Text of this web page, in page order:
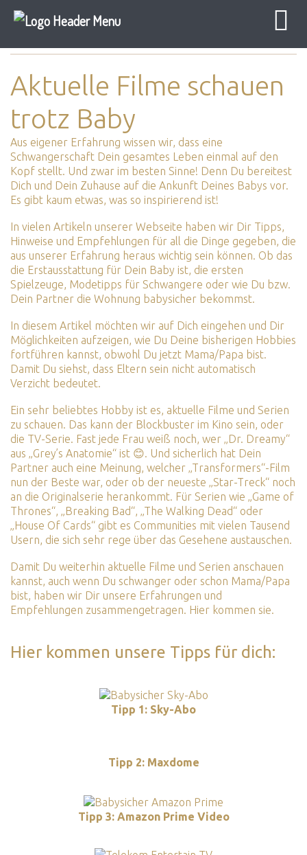
Aktuelle Filme schauen
trotz Baby
Aus eigener Erfahrung wissen wir, dass eine
Schwangerschaft Dein gesamtes Leben einmal auf den
Kopf stellt. Und zwar im besten Sinne! Denn Du bereitest
Dich und Dein Zuhause auf die Ankunft Deines Babys vor.
Es gibt kaum etwas, was so inspirierend ist!
In vielen Artikeln unserer Webseite haben wir Dir Tipps,
Hinweise und Empfehlungen für all die Dinge gegeben, die
aus unserer Erfahrung heraus wichtig sein können. Ob das
die Erstausstattung für Dein Baby ist, die ersten
Spielzeuge, Modetipps für Schwangere oder wie Du bzw.
Dein Partner die Wohnung babysicher bekommst.
In diesem Artikel möchten wir auf Dich eingehen und Dir
Möglichkeiten aufzeigen, wie Du Deine bisherigen Hobbies
fortführen kannst, obwohl Du jetzt Mama/Papa bist.
Damit Du siehst, dass Eltern sein nicht automatisch
Verzicht bedeutet.
Ein sehr beliebtes Hobby ist es, aktuelle Filme und Serien
zu schauen. Das kann der Blockbuster im Kino sein, oder
die TV-Serie. Fast jede Frau weiß noch, wer „Dr. Dreamy“
aus „Grey’s Anatomie“ ist 😊. Und sicherlich hat Dein
Partner auch eine Meinung, welcher „Transformers“-Film
nun der Beste war, oder ob der neueste „Star-Treck“ noch
an die Originalserie herankommt. Für Serien wie „Game of
Thrones“, „Breaking Bad“, „The Walking Dead“ oder
„House Of Cards“ gibt es Communities mit vielen Tausend
Usern, die sich sehr rege über das Gesehene austauschen.
Damit Du weiterhin aktuelle Filme und Serien anschauen
kannst, auch wenn Du schwanger oder schon Mama/Papa
bist, haben wir Dir unsere Erfahrungen und
Empfehlungen zusammengetragen. Hier kommen sie.
Hier kommen unsere Tipps für dich:
Tipp 1: Sky-Abo
Tipp 2: Maxdome
Tipp 3: Amazon Prime Video